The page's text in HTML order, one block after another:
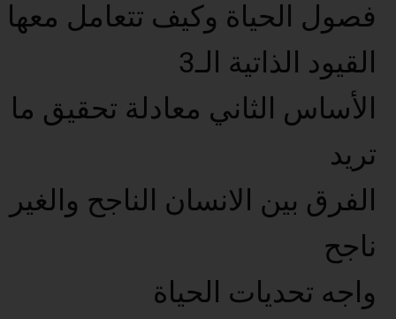
فصول الحياة وكيف تتعامل معها
القيود الذاتية الـ3
الأساس الثاني معادلة تحقيق ما
تريد
الفرق بين الانسان الناجح والغير
ناجح
واجه تحديات الحياة